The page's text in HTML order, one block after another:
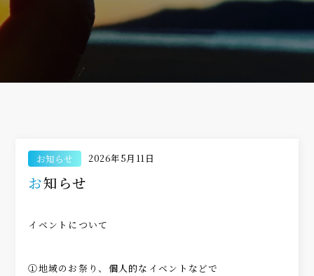
お知らせ 2026年5月11日
お知らせ
イベントについて
①地域のお祭り、個人的なイベントなどで